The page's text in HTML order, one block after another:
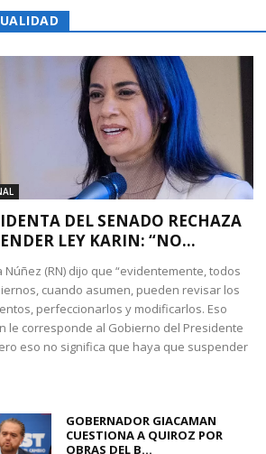
DEL SENADO RECHAZA
LEY KARIN: “NO...
Núñez (RN) dijo que “evidentemente, todos
cuando asumen, pueden revisar los
perfeccionarlos y modificarlos. Eso
le corresponde al Gobierno del Presidente
eso no significa que haya que suspender
GOBERNADOR GIACAMAN
CUESTIONA A QUIROZ POR
OBRAS DEL B...